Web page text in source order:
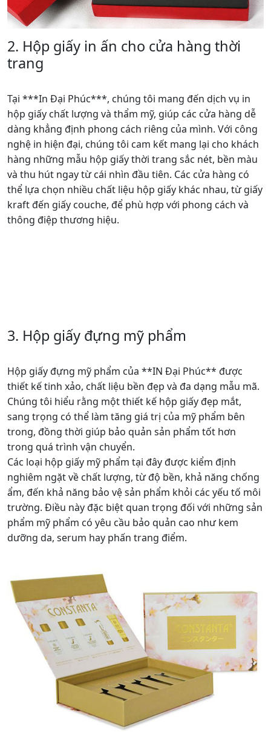
Tại Hải Phòng, dịch vụ in hộp giấy đựng quà giá rẻ từ
indaiphuc.vn mang đến cho khách hàng những thiết kế
độc đáo và tinh tế, góp phần tôn vinh giá trị quà tặng.
Các mẫu hộp giấy đựng quà được sản xuất với chất liệu
giấy cao cấp, từ giấy cứng, giấy kraft đến giấy mỹ thuật,
Bên cạnh chất lượng giấy, yếu tố thiết kế và in ấn cũng
được chú trọng. Đội ngũ chuyên gia của chúng tôi luôn
cập nhật xu hướng mới nhất, áp dụng công nghệ in
hiện đại để đảm bảo màu sắc sống động và chi tiết rõ
nét.
2. Hộp giấy in ấn cho cửa hàng thời
trang
Tại ***In Đại Phúc***, chúng tôi mang đến dịch vụ in
hộp giấy chất lượng và thẩm mỹ, giúp các cửa hàng dễ
dàng khẳng định phong cách riêng của mình. Với công
nghệ in hiện đại, chúng tôi cam kết mang lại cho khách
hàng những mẫu hộp giấy thời trang sắc nét, bền màu
và thu hút ngay từ cái nhìn đầu tiên. Các cửa hàng có
thể lựa chọn nhiều chất liệu hộp giấy khác nhau, từ giấy